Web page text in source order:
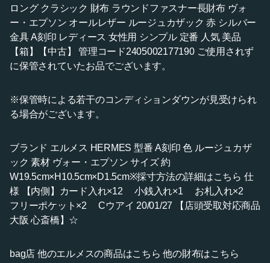
ロング クラシック 財布 ラウンドファスナー長財布 ヴォ
ー・エプソン オールレザー ルージュカザック 赤 シルバー
金具 A刻印 レディース 女性用 シンプル 定番 人気 美品
【箱】【中古】 管理コード2405002177190 ご使用されず
に保管されていたお品でございます。
※保管時による若干のコンディションダウンが見受けられ
る場合がございます。
ブランド エルメス HERMES 型番 A刻印 色 ルージュカザ
ック 素材 ヴォー・エプソン サイズ 約
W19.5cm×H10.5cm×D1.5cm※採寸方法の詳細はこちら 仕
様 【内側】カード入れ×12 小銭入れ×1 お札入れ×2
フリーポケット×2 Cウアイ 20/01/27 【店頭受取対応商品
大阪 心斎橋】☆
bag店 他のエルメスの商品はこちら 他の財布はこちら